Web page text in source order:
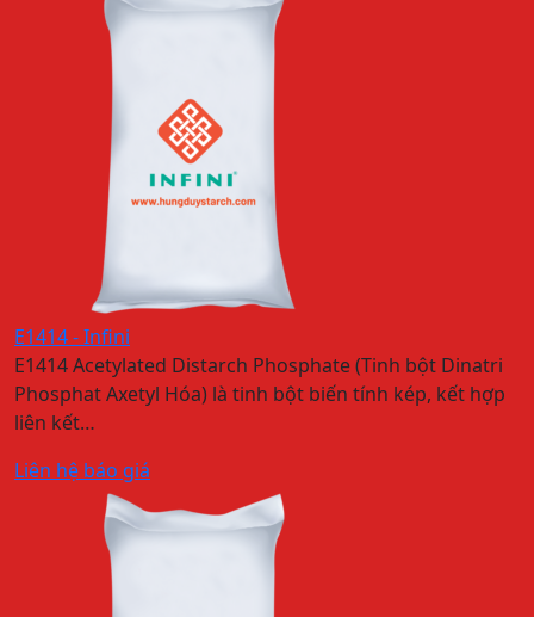
E1414 - Infini
E1414 Acetylated Distarch Phosphate (Tinh bột Dinatri
Phosphat Axetyl Hóa) là tinh bột biến tính kép, kết hợp
liên kết…
Liên hệ báo giá